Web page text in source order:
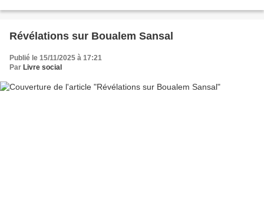
Révélations sur Boualem Sansal
Publié le 15/11/2025 à 17:21
Par Livre social